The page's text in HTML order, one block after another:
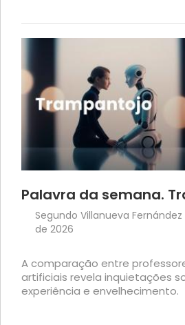
Palavra da semana.
Segundo Villanueva Fernández
de 2026
A comparação entre
artificiais revela inquietações
experiência e envelhecimento.